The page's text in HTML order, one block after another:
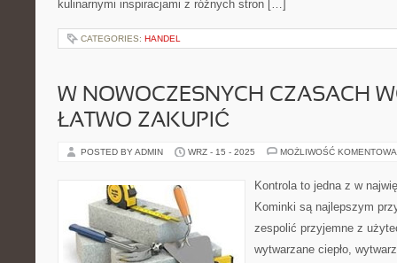
kulinarnymi inspiracjami z różnych stron […]
CATEGORIES: HANDEL
W NOWOCZESNYCH CZASACH
ŁATWO ZAKUPIĆ
POSTED BY ADMIN WRZ - 15 - 2025 MOŻLIWOŚĆ
Kontrola to jedna z w
Kominki są najlepszym
zespolić przyjemne z
wytwarzane ciepło,